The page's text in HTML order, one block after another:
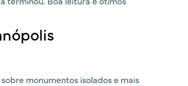
monumentos isolados e mais